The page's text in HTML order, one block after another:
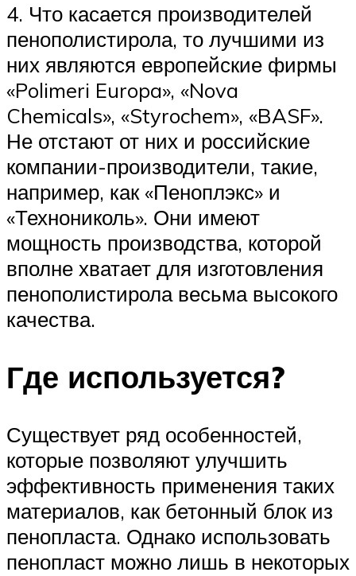
4. Что касается производителей
пенополистирола, то лучшими из
них являются европейские фирмы
«Polimeri Europa», «Nova
Chemicals», «Styrochem», «BASF».
Не отстают от них и российские
компании-производители, такие,
например, как «Пеноплэкс» и
«Технониколь». Они имеют
мощность производства, которой
вполне хватает для изготовления
пенополистирола весьма высокого
качества.
Где используется?
Существует ряд особенностей,
которые позволяют улучшить
эффективность применения таких
материалов, как бетонный блок из
пенопласта. Однако использовать
пенопласт можно лишь в некоторых